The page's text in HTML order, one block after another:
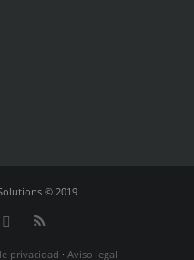
© 2019
privacidad · Aviso legal